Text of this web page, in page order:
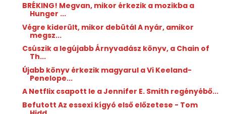
BRÉKING! Megvan, mikor érkezik a mozikba a
Hunger ...
Végre kiderült, mikor debütál A nyár, amikor
megsz...
Csúszik a legújabb Árnyvadász könyv, a Chain of
Th...
Újabb könyv érkezik magyarul a Vi Keeland-
Penelope...
A Netflix csapott le a Jennifer E. Smith regényébő...
Befutott Az essexi kígyó első előzetese - Tom